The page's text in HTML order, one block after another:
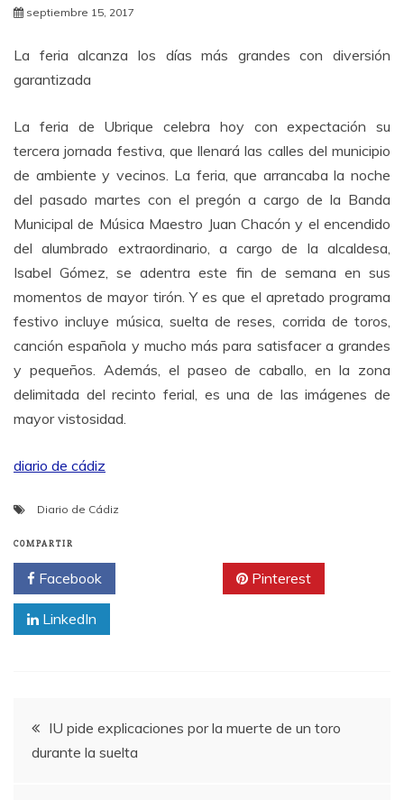
septiembre 15, 2017
La feria alcanza los días más grandes con diversión
garantizada
La feria de Ubrique celebra hoy con expectación su
tercera jornada festiva, que llenará las calles del municipio
de ambiente y vecinos. La feria, que arrancaba la noche
del pasado martes con el pregón a cargo de la Banda
Municipal de Música Maestro Juan Chacón y el encendido
del alumbrado extraordinario, a cargo de la alcaldesa,
Isabel Gómez, se adentra este fin de semana en sus
momentos de mayor tirón. Y es que el apretado programa
festivo incluye música, suelta de reses, corrida de toros,
canción española y mucho más para satisfacer a grandes
y pequeños. Además, el paseo de caballo, en la zona
delimitada del recinto ferial, es una de las imágenes de
mayor vistosidad.
diario de cádiz
Diario de Cádiz
COMPARTIR
Facebook Pinterest
LinkedIn
Navegación
de
IU pide explicaciones por la muerte de un toro
durante la suelta